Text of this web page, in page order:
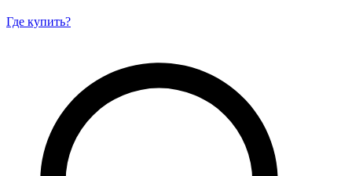
Где купить?